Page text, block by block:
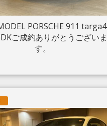
PORSCHE 911 targa4
ご成約ありがとうございま
す。